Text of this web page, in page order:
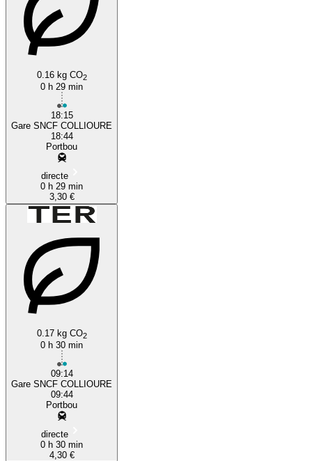
0.16 kg CO2
0 h 29 min
18:15
Gare SNCF COLLIOURE
18:44
Portbou
directe
0 h 29 min
3,30 €
0.17 kg CO2
0 h 30 min
09:14
Gare SNCF COLLIOURE
09:44
Portbou
directe
0 h 30 min
4,30 €